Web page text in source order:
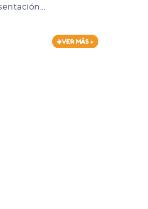
VER MÁS +